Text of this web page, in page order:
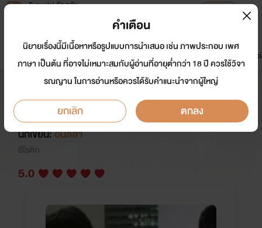
Tunwalai ธัญวลัย
หน้าแรก นิยาย อีบุ๊ก การ์ตูน
มาใหม่
ดรีมแชท ธัญลิสต์
Love and hate your concubine
แค้นรักนางบำเรอ ( เมียเด็ก )
นักเขียน:อนิลลา
อีโรติก
5.0
คำเตือน
นิยายเรื่องนี้มีเนื้อหาหรือรูปแบบการนำเสนอ เช่น ภาพประกอบ เพศ
ภาษา เป็นต้น ที่อาจไม่เหมาะสมกับผู้อ่านที่อายุต่ำกว่า 18 ปี ควรใช้วิจา
รณญาน ในการอ่านหรือควรได้รับคำแนะนำจากผู้ใหญ่
ยกเลิก ตกลง